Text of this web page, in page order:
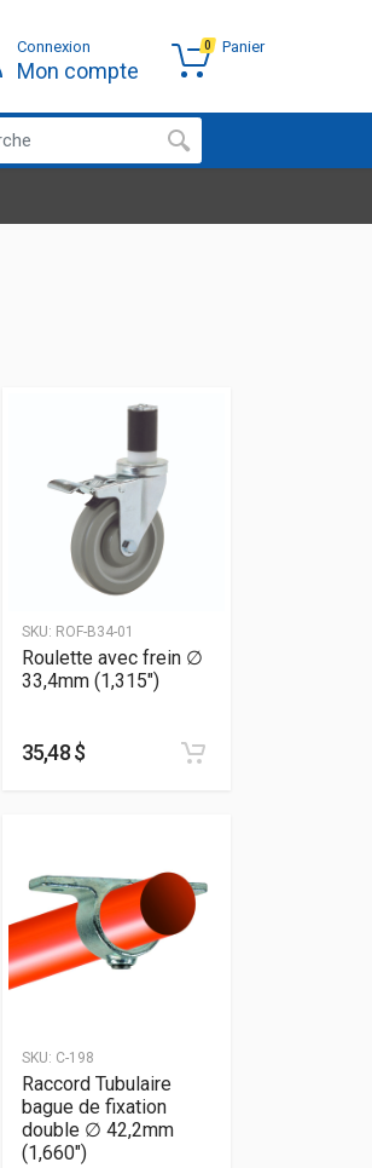
Connexion
Mon compte
0 Panier
SKU: ROF-B34-01
Roulette avec frein ∅
33,4mm (1,315″)
35,48 $
SKU: C-198
Raccord Tubulaire
bague de fixation
double ∅ 42,2mm
(1,660″)